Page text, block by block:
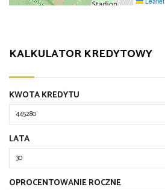
KALKULATOR KREDYTOWY
KWOTA KREDYTU
LATA
OPROCENTOWANIE ROCZNE